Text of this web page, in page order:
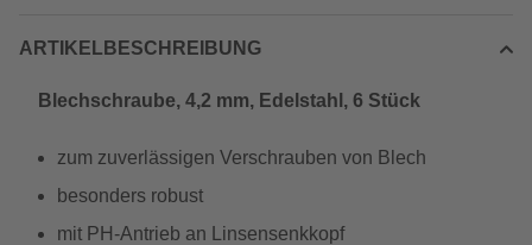
ARTIKELBESCHREIBUNG
Blechschraube, 4,2 mm, Edelstahl, 6 Stück
zum zuverlässigen Verschrauben von Blech
besonders robust
mit PH-Antrieb an Linsensenkkopf